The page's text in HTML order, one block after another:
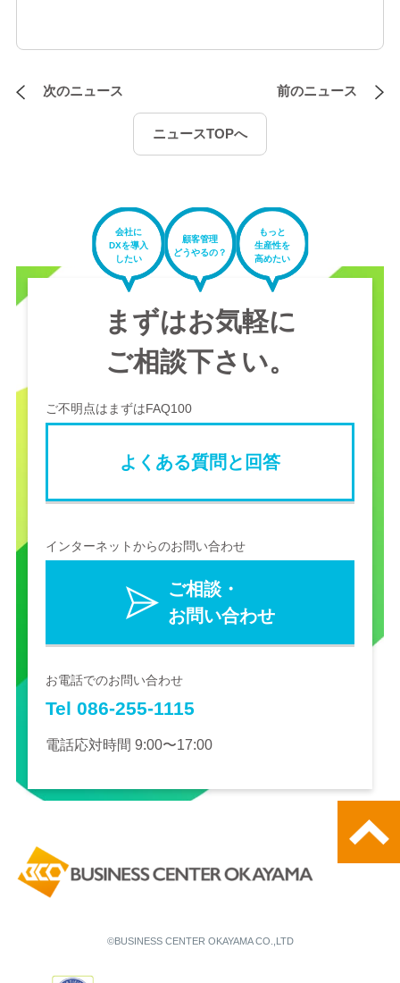
次のニュース 前のニュース
ニュースTOPへ
会社に
DXを導入
したい
顧客管理
どうやるの？
もっと
生産性を
高めたい
まずはお気軽に
ご相談下さい。
ご不明点はまずはFAQ100
よくある質問と回答
インターネットからのお問い合わせ
ご相談・
お問い合わせ
お電話でのお問い合わせ
Tel 086-255-1115
電話応対時間 9:00〜17:00
©BUSINESS CENTER OKAYAMA CO.,LTD